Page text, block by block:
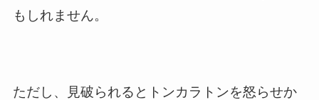
もしれません。
ただし、見破られるとトンカラトンを怒らせか